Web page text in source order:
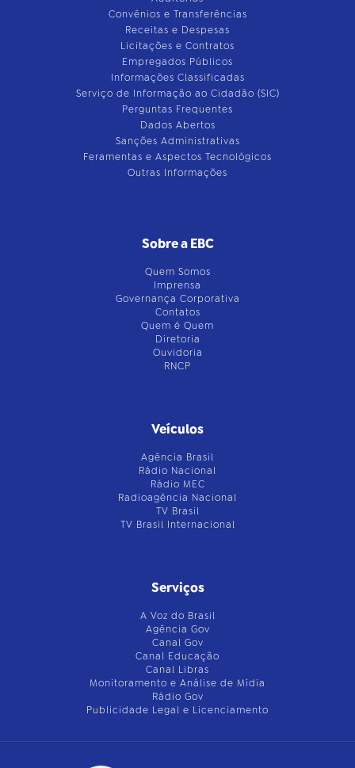
Convênios e Transferências
Receitas e Despesas
Licitações e Contratos
Empregados Públicos
Informações Classificadas
Serviço de Informação ao Cidadão (SIC)
Perguntas Frequentes
Dados Abertos
Sanções Administrativas
Feramentas e Aspectos Tecnológicos
Outras Informações
Sobre a EBC
Quem Somos
Imprensa
Governança Corporativa
Contatos
Quem é Quem
Diretoria
Ouvidoria
RNCP
Veículos
Agência Brasil
Rádio Nacional
Rádio MEC
Radioagência Nacional
TV Brasil
TV Brasil Internacional
Serviços
A Voz do Brasil
Agência Gov
Canal Gov
Canal Educação
Canal Libras
Monitoramento e Análise de Mídia
Rádio Gov
Publicidade Legal e Licenciamento